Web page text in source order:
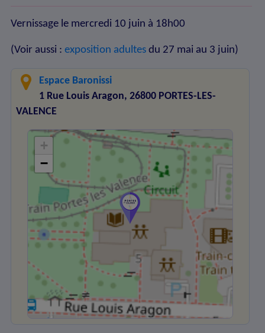
Vernissage le mercredi 10 juin à 18h00
(Voir aussi : exposition adultes du 27 mai au 3 juin)
Espace Baronissi
1 Rue Louis Aragon, 26800 PORTES-LES-
VALENCE
+
−